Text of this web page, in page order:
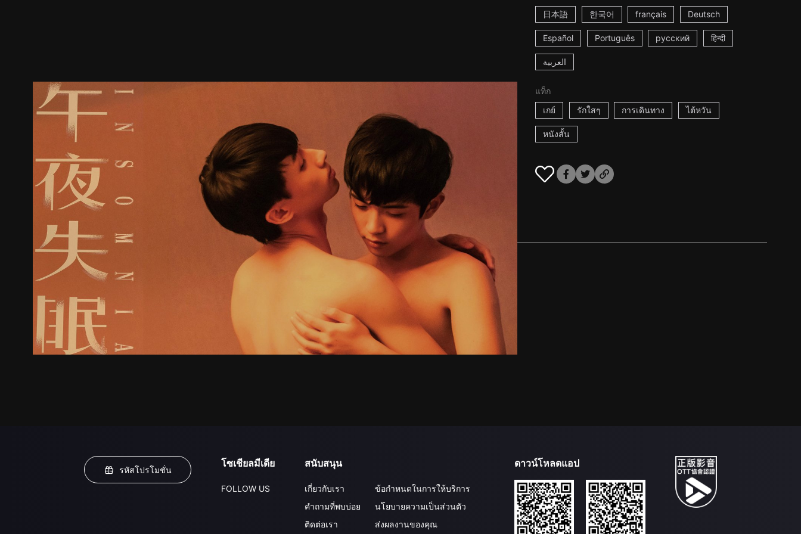
日本語 한국어 français Deutsch
Español Português русский हिन्दी
العربية
แท็ก
เกย์
รักใสๆ การเดินทาง ไต้หวัน
หนังสั้น
ตัวอย่าง รายละเอียด
รหัสโปรโมชั่น
โซเชียลมีเดีย
FOLLOW US
สนับสนุน
เกี่ยวกับเรา
คำถามที่พบบ่อย
ติดต่อเรา
ข้อกำหนดในการให้บริการ
นโยบายความเป็นส่วนตัว
ส่งผลงานของคุณ
ดาวน์โหลดแอป